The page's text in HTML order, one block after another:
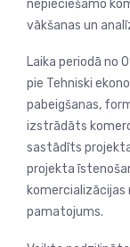
nepieciešamo
vākšanas un
Laika periodā no
pie Tehniski
pabeigšanas,
izstrādāts
sastādīts
projekta
pamatojums.